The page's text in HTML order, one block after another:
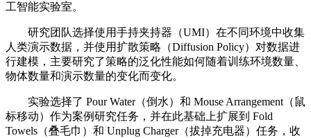
工智能实验室。
研究团队选择使用手持夹持器（UMI）在不同环境中收集
人类演示数据，并使用扩散策略（Diffusion Policy）对数据进
行建模，主要研究了策略的泛化性能如何随着训练环境数量、
物体数量和演示数量的变化而变化。
实验选择了 Pour Water（倒水）和 Mouse Arrangement（鼠
标移动）作为案例研究任务，并在此基础上扩展到 Fold
Towels（叠毛巾）和 Unplug Charger（拔掉充电器）任务，收